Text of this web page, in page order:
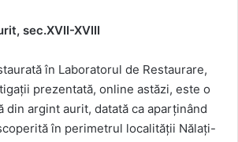
sec.XVII-XVIII
în Laboratorul de Restaurare,
prezentată, online astăzi, este o
din argint aurit, datată ca aparţinând
în perimetrul localităţii Nălaţi-